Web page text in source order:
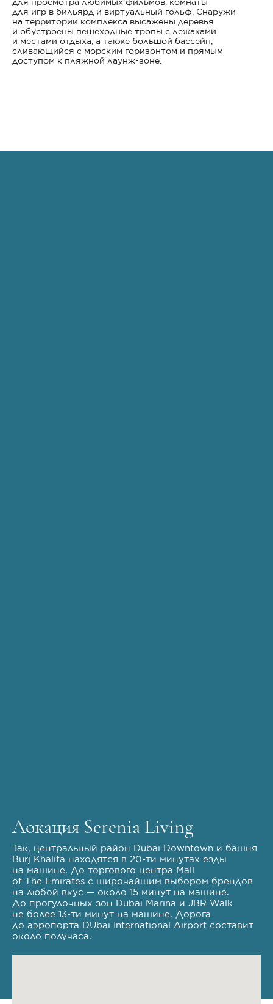
для просмотра любимых фильмов, комнаты
для игр в бильярд и виртуальный гольф. Снаружи
на территории комплекса высажены деревья
и обустроены пешеходные тропы с лежаками
и местами отдыха, а также большой бассейн,
сливающийся с морским горизонтом и прямым
доступом к пляжной лаунж-зоне.
Локация Serenia Living
Так, центральный район Dubai Downtown и башня
Burj Khalifa находятся в 20-ти минутах езды
на машине. До торгового центра Mall
of The Emirates с широчайшим выбором брендов
на любой вкус — около 15 минут на машине.
До прогулочных зон Dubai Marina и JBR Walk
не более 13-ти минут на машине. Дорога
до аэропорта DUbai International Airport составит
около получаса.